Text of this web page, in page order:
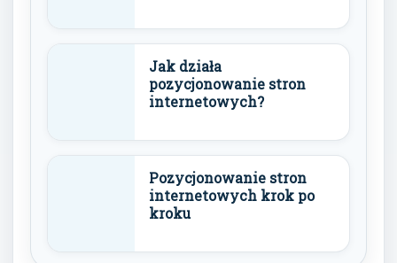
Jak działa
pozycjonowanie stron
internetowych?
Pozycjonowanie stron
internetowych krok po
kroku